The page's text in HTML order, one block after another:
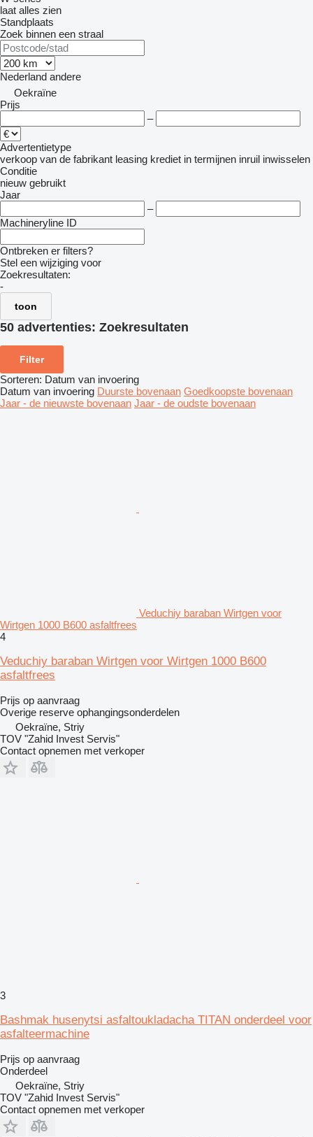
laat alles zien
Standplaats
Zoek binnen een straal
Nederland andere
Oekraïne
Prijs
–
Advertentietype
verkoop van de fabrikant leasing krediet in termijnen inruil inwisselen
Conditie
nieuw gebruikt
Jaar
–
Machineryline ID
Ontbreken er filters?
Stel een wijziging voor
Zoekresultaten:
-
toon
50 advertenties: Zoekresultaten
Filter
Sorteren: Datum van invoering
Datum van invoering Duurste bovenaan Goedkoopste bovenaan
Jaar - de nieuwste bovenaan Jaar - de oudste bovenaan
Veduchiy baraban Wirtgen voor
Wirtgen 1000 B600 asfaltfrees
4
Veduchiy baraban Wirtgen voor Wirtgen 1000 B600
asfaltfrees
Prijs op aanvraag
Overige reserve ophangingsonderdelen
Oekraïne, Striy
TOV "Zahid Invest Servis"
Contact opnemen met verkoper
3
Bashmak husenytsi asfaltoukladacha TITAN onderdeel voor
asfalteermachine
Prijs op aanvraag
Onderdeel
Oekraïne, Striy
TOV "Zahid Invest Servis"
Contact opnemen met verkoper